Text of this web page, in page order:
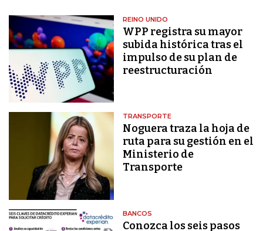
REINO UNIDO
WPP registra su mayor
subida histórica tras el
impulso de su plan de
reestructuración
TRANSPORTE
Noguera traza la hoja de
ruta para su gestión en el
Ministerio de
Transporte
BANCOS
Conozca los seis pasos